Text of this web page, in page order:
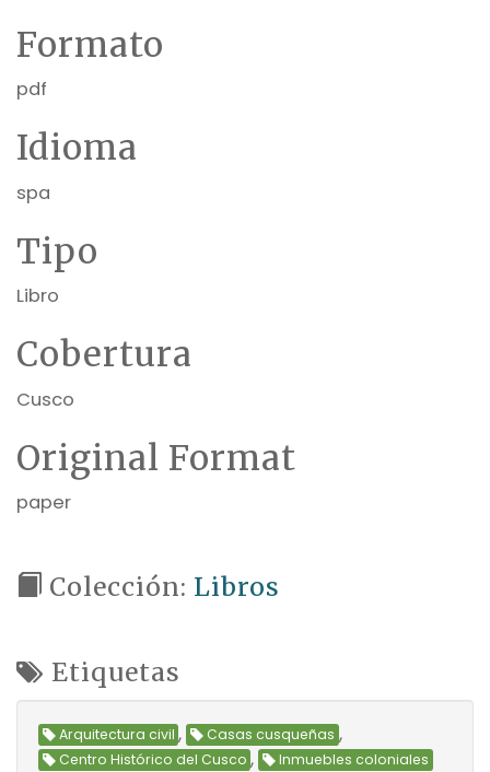
Formato
pdf
Idioma
spa
Tipo
Libro
Cobertura
Cusco
Original Format
paper
Colección: Libros
Etiquetas
Arquitectura civil , Casas cusqueñas ,
Centro Histórico del Cusco , Inmuebles coloniales